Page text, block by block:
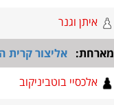
איתן וגנר
מארחת: אליצור קרית
אלכסיי בוטביניקוב